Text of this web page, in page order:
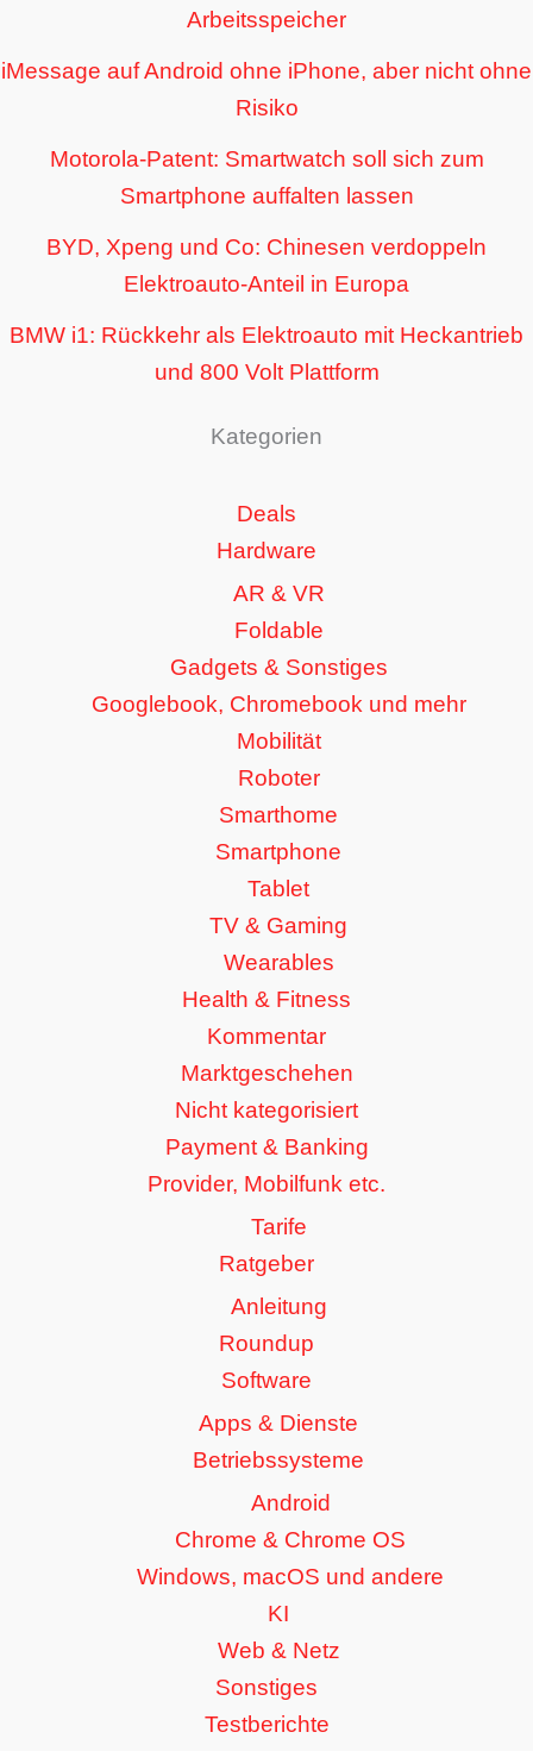
Arbeitsspeicher
iMessage auf Android ohne iPhone, aber nicht ohne
Risiko
Motorola-Patent: Smartwatch soll sich zum
Smartphone auffalten lassen
BYD, Xpeng und Co: Chinesen verdoppeln
Elektroauto-Anteil in Europa
BMW i1: Rückkehr als Elektroauto mit Heckantrieb
und 800 Volt Plattform
Kategorien
Deals
Hardware
AR & VR
Foldable
Gadgets & Sonstiges
Googlebook, Chromebook und mehr
Mobilität
Roboter
Smarthome
Smartphone
Tablet
TV & Gaming
Wearables
Health & Fitness
Kommentar
Marktgeschehen
Nicht kategorisiert
Payment & Banking
Provider, Mobilfunk etc.
Tarife
Ratgeber
Anleitung
Roundup
Software
Apps & Dienste
Betriebssysteme
Android
Chrome & Chrome OS
Windows, macOS und andere
KI
Web & Netz
Sonstiges
Testberichte